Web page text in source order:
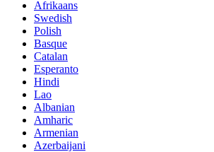
Afrikaans
Swedish
Polish
Basque
Catalan
Esperanto
Hindi
Lao
Albanian
Amharic
Armenian
Azerbaijani